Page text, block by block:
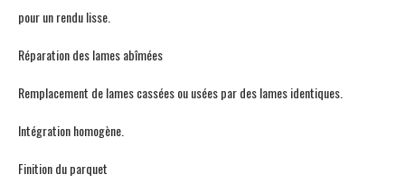
pour un rendu lisse.
Réparation des lames abîmées
Remplacement de lames cassées ou usées par des lames identiques.
Intégration homogène.
Finition du parquet